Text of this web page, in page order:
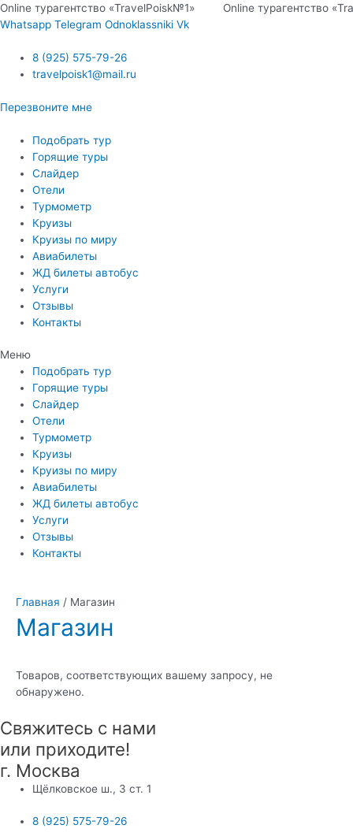
Перейти
к
Online турагентство «TravelPoisk№1» Online
Whatsapp Telegram Odnoklassniki Vk
8 (925) 575-79-26
travelpoisk1@mail.ru
Перезвоните мне
Подобрать тур
Горящие туры
Слайдер
Отели
Турмометр
Круизы
Круизы по миру
Авиабилеты
ЖД билеты автобус
Услуги
Отзывы
Контакты
Меню
Подобрать тур
Горящие туры
Слайдер
Отели
Турмометр
Круизы
Круизы по миру
Авиабилеты
ЖД билеты автобус
Услуги
Отзывы
Контакты
Главная / Магазин
Магазин
Товаров, соответствующих вашему запросу, не
обнаружено.
Свяжитесь с нами
или приходите!
г. Москва
Щёлковское ш., 3 ст. 1
8 (925) 575-79-26